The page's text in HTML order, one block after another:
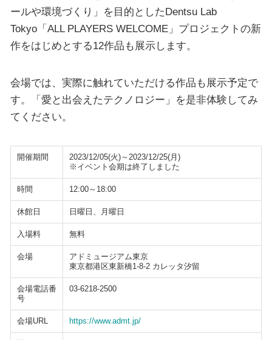
ールや環境づくり」を目的としたDentsu Lab
Tokyo「ALL PLAYERS WELCOME」プロジェクトの新
作をはじめとする12作品も展示します。
会場では、実際に触れていただける作品も展示予定で
す。「愛と出会えたテクノロジー」を是非体験してみ
てください。
開催期間
2023/12/05(火)～2023/12/25(月)
※イベント会期は終了しました
時間 12:00～18:00
休館日 日曜日、月曜日
入場料 無料
会場
アドミュージアム東京
東京都港区東新橋1-8-2 カレッタ汐留
会場電話番
号
03-6218-2500
会場URL https://www.admt.jp/